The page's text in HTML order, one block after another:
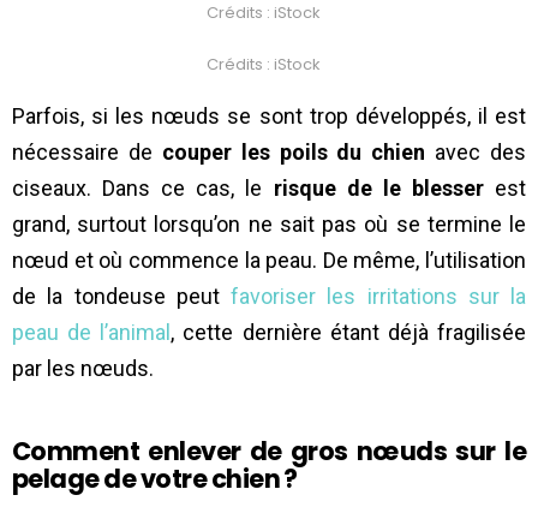
Crédits : iStock
Crédits : iStock
Parfois, si les nœuds se sont trop développés, il est
nécessaire de couper les poils du chien avec des
ciseaux. Dans ce cas, le risque de le blesserest
grand, surtout lorsqu’on ne sait pas où se termine le
nœud et où commence la peau. De même, l’utilisation
de la tondeuse peut favoriser les irritations sur la
peau de l’animal, cette dernière étant déjà fragilisée
par les nœuds.
Comment enlever de gros nœuds sur le
pelage de votre chien ?